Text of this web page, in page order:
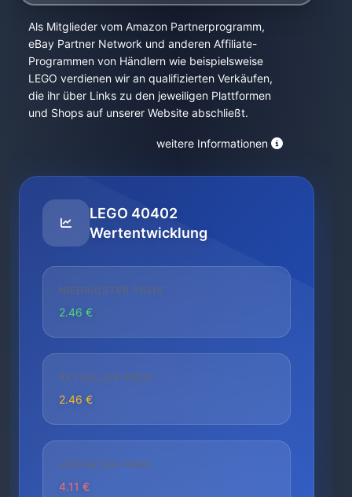
Als Mitglieder vom Amazon Partnerprogramm,
eBay Partner Network und anderen Affiliate-
Programmen von Händlern wie beispielsweise
LEGO verdienen wir an qualifizierten Verkäufen,
die ihr über Links zu den jeweiligen Plattformen
und Shops auf unserer Website abschließt.
weitere Informationen
LEGO 40402
Wertentwicklung
NIEDRIGSTER PREIS
2.46 €
AKTUELLER PREIS
2.46 €
HÖCHSTER PREIS
4.11 €